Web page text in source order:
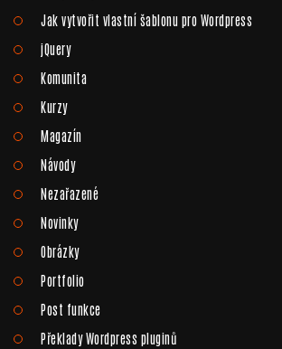
Jak vytvořit vlastní šablonu pro Wordpress
jQuery
Komunita
Kurzy
Magazín
Návody
Nezařazené
Novinky
Obrázky
Portfolio
Post funkce
Překlady Wordpress pluginů